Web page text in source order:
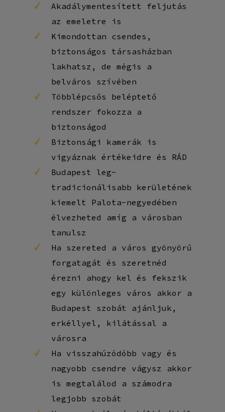
Akadálymentesített feljutás
az emeletre is
Kimondottan csendes,
biztonságos társasházban
lakhatsz, de mégis a
belváros szívében
Többlépcsős beléptető
rendszer fokozza a
biztonságod
Biztonsági kamerák is
vigyáznak értékeidre és RÁD
Budapest leg-
tradicionálisabb kerületének
kiemelt Palota-negyedében
élvezheted amíg a városban
tanulsz
Ha szereted a város gyönyörű
forgatagát és szeretnéd
érezni ahogy kel és fekszik
egy különleges város akkor a
Budapest szobát ajánljuk,
erkéllyel, kilátással a
városra
Ha visszahúzódóbb vagy és
nagyobb csendre vágysz akkor
is megtalálod a számodra
legjobb szobát